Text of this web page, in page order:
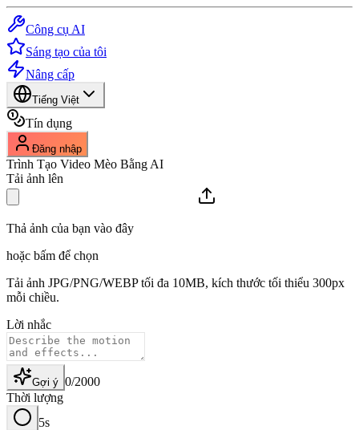
Công cụ AI
Sáng tạo của tôi
Nâng cấp
Tiếng Việt
Tín dụng
Đăng nhập
Trình Tạo Video Mèo Bằng AI
Tải ảnh lên
Thả ảnh của bạn vào đây
hoặc bấm để chọn
Tải ảnh JPG/PNG/WEBP tối đa 10MB, kích thước tối thiểu 300px
mỗi chiều.
Lời nhắc
Gợi ý 0/2000
Thời lượng
5s